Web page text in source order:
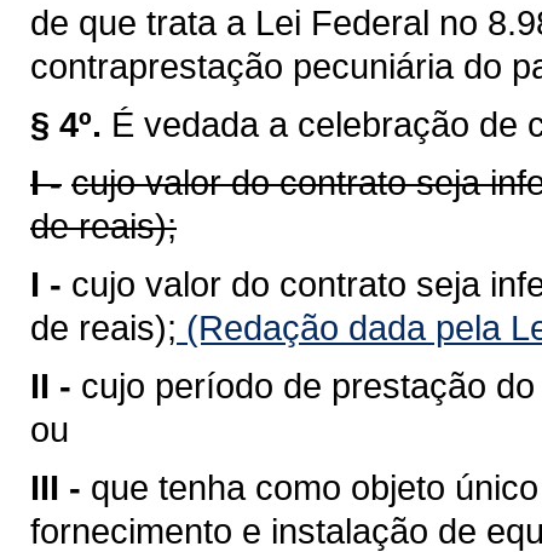
de que trata a Lei Federal no
contraprestação pecuniária do
§ 4º. É vedada a celebração de
I - cujo valor do contrato seja
de reais);
I - cujo valor do contrato seja
de reais); (Redação dada pela
II - cujo período de prestação
ou
III - que tenha como objeto
fornecimento e instalação de